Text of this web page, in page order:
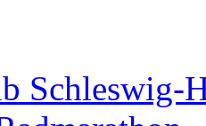
Schleswig-